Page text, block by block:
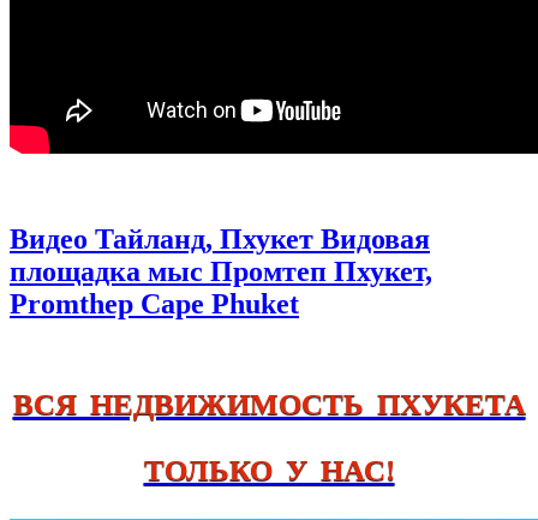
Видео Тайланд, Пхукет Видовая
площадка мыс Промтеп Пхукет,
Promthep Cape Phuket
ВСЯ НЕДВИЖИМОСТЬ ПХУКЕТА
ТОЛЬКО У НАС!